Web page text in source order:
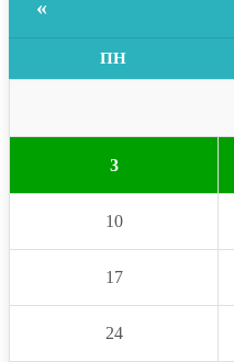
«
ПН
3
10
17
24